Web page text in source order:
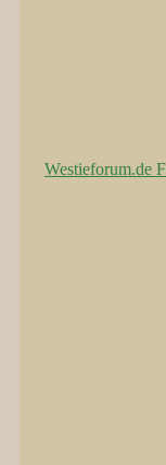
Westieforum.de